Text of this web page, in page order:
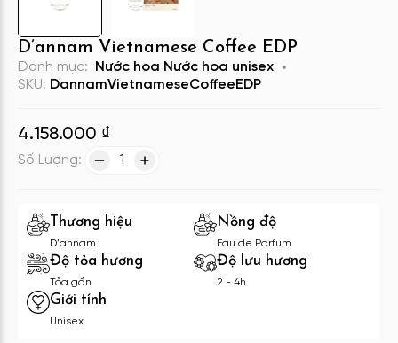
D’annam Vietnamese Coffee EDP
Danh mục: Nước hoa Nước hoa unisex
SKU: DannamVietnameseCoffeeEDP
4.158.000 ₫
Số Lượng: 1
Thương hiệu
D'annam
Nồng độ
Eau de Parfum
Độ tỏa hương
Tỏa gần
Độ lưu hương
2 - 4h
Giới tính
Unisex